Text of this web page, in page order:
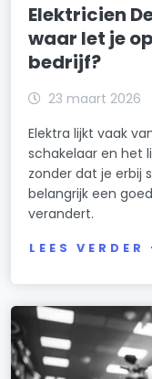
Elektricien
waar let je
bedrijf?
23 maart 2026
Elektra lijkt vaak
schakelaar en het
zonder dat je erbij
belangrijk een
verandert.
LEES VERDER